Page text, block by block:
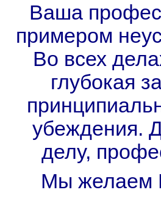
Ваша
примером
Во всех
глубокая
убеждения.
делу,
Мы желаем